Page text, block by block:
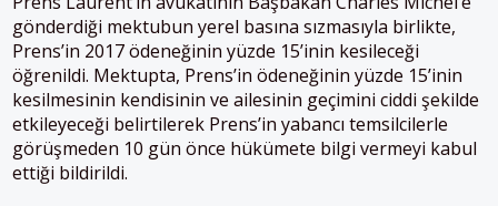
gönderdiği mektubun yerel basına sızmasıyla birlikte,
Prens’in 2017 ödeneğinin yüzde 15’inin kesileceği
öğrenildi. Mektupta, Prens’in ödeneğinin yüzde 15’inin
kesilmesinin kendisinin ve ailesinin geçimini ciddi şekilde
etkileyeceği belirtilerek Prens’in yabancı temsilcilerle
görüşmeden 10 gün önce hükümete bilgi vermeyi kabul
ettiği bildirildi.